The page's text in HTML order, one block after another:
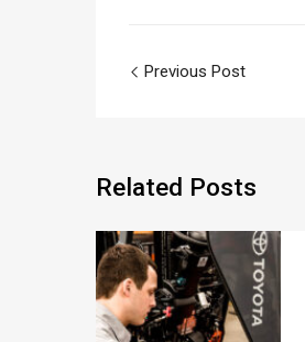
Previous Post
Related Posts